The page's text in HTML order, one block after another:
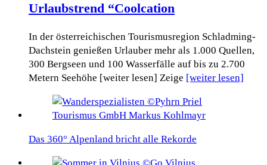
Urlaubstrend “Coolcation
In der österreichischen Tourismusregion Schladming-
Dachstein genießen Urlauber mehr als 1.000 Quellen,
300 Bergseen und 100 Wasserfälle auf bis zu 2.700
Metern Seehöhe [weiter lesen] Zeige [weiter lesen]
Das 360° Alpenland bricht alle Rekorde